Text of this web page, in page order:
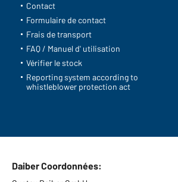
Contact
Formulaire de contact
Frais de transport
FAQ / Manuel d' utilisation
Vérifier le stock
Reporting system according to
whistleblower protection act
Daiber Coordonnées: